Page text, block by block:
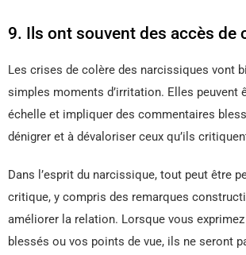
9. Ils ont souvent des accès de
Les crises de colère des narcissiques vont
simples moments d’irritation. Elles peuvent
échelle et impliquer des commentaires
dénigrer et à dévaloriser ceux qu’ils
Dans l’esprit du narcissique, tout peut être
critique, y compris des remarques
améliorer la relation. Lorsque vous
blessés ou vos points de vue, ils ne seront